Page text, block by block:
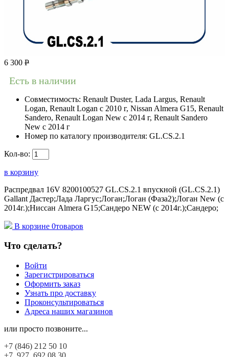
6 300 Р
Есть в наличии
Совместимость: Renault Duster, Lada Largus, Renault
Logan, Renault Logan c 2010 г, Nissan Almera G15, Renault
Sandero, Renault Logan New с 2014 г, Renault Sandero
New с 2014 г
Номер по каталогу производителя: GL.CS.2.1
Кол-во:
в корзину
Распредвал 16V 8200100527 GL.CS.2.1 впускной (GL.CS.2.1)
Gallant Дастер;Лада Ларгус;Логан;Логан (Фаза2);Логан New (с
2014г.);Ниссан Almera G15;Сандеро NEW (с 2014г.);Сандеро;
В корзине 0товаров
Что сделать?
Войти
Зарегистрироваться
Оформить заказ
Узнать про доставку
Проконсультироваться
Адреса наших магазинов
или просто позвоните...
+7 (846) 212 50 10
+7 927 692 08 30